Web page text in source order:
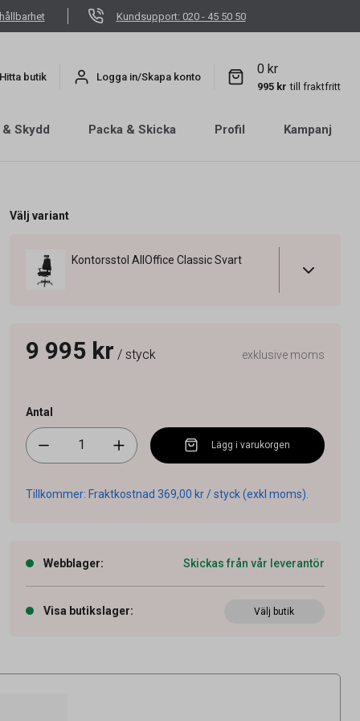
Kundsupport: 020 - 45 50 50
Hitta butik Logga in/Skapa konto
0 kr
995 kr till fraktfritt
Skydd Packa & Skicka Profil Kampanj
Välj variant
Kontorsstol AllOffice Classic Svart
9 995 kr / styck exklusive moms
Antal
Lägg i varukorgen
Tillkommer: Fraktkostnad 369,00 kr / styck (exkl moms).
Webblager: Skickas från vår leverantör
Visa butikslager: Välj butik